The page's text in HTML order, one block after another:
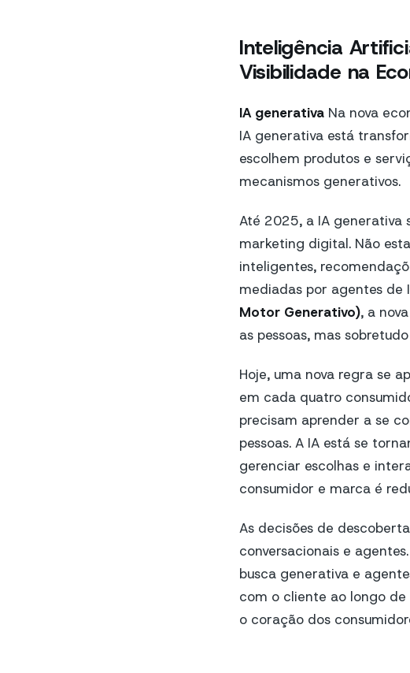
Inteligência
Visibilidade na
IA generativa Na nova
IA generativa está
escolhem produtos e
mecanismos generativos.
Até 2025, a IA
marketing digital. Não
inteligentes,
mediadas por agentes de
Motor Generativo), a
as pessoas, mas
Hoje, uma nova regra se
em cada quatro
precisam aprender a se
pessoas. A IA está se
gerenciar escolhas e
consumidor e marca é
As decisões de
conversacionais e
busca generativa e
com o cliente ao longo
o coração dos